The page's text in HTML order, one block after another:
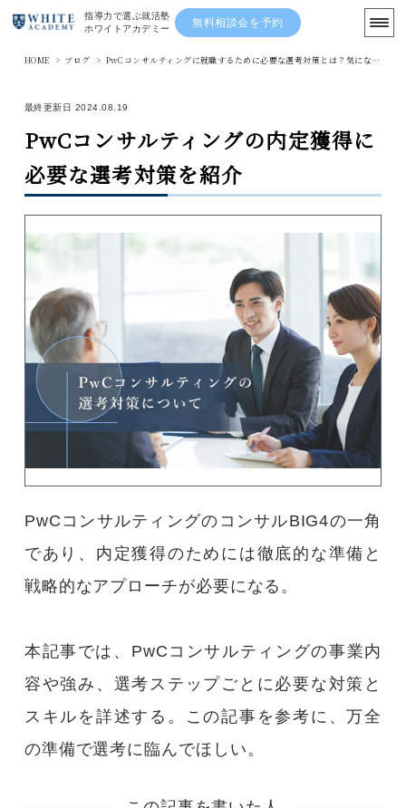
指導力で選ぶ就活塾
ホワイトアカデミー
無料相談会を予約
TOP
先輩の体験記
講師陣
ニュース
コース紹介
ホワイトアカデミーについて
大学受験コース
プライバシーポリシー
採用情報
アクセス
HOME > ブログ > PwCコンサルティングに就職するために必要な選考対策とは？気になる採用情報まで徹底解説
最終更新日 2024.08.19
PwCコンサルティングの内定獲得に
必要な選考対策を紹介
PwCコンサルティングのコンサルBIG4の一角
であり、内定獲得のためには徹底的な準備と
戦略的なアプローチが必要になる。
本記事では、PwCコンサルティングの事業内
容や強み、選考ステップごとに必要な対策と
スキルを詳述する。この記事を参考に、万全
の準備で選考に臨んでほしい。